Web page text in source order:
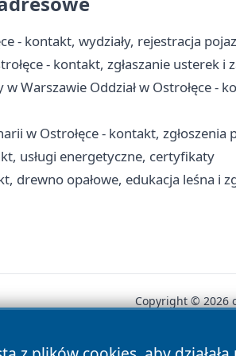
- kontakt, wydziały, rejestracja
- kontakt, zgłaszanie usterek i
Warszawie Oddział w Ostrołęce -
w Ostrołęce - kontakt, zgłoszenia
usługi energetyczne, certyfikaty
drewno opałowe, edukacja leśna i
Copyright © 2026